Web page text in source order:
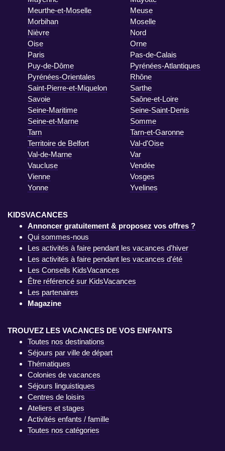
Meurthe-et-Moselle
Meuse
Morbihan
Moselle
Nièvre
Nord
Oise
Orne
Paris
Pas-de-Calais
Puy-de-Dôme
Pyrénées-Atlantiques
Pyrénées-Orientales
Rhône
Saint-Pierre-et-Miquelon
Sarthe
Savoie
Saône-et-Loire
Seine-Maritime
Seine-Saint-Denis
Seine-et-Marne
Somme
Tarn
Tarn-et-Garonne
Territoire de Belfort
Val-d'Oise
Val-de-Marne
Var
Vaucluse
Vendée
Vienne
Vosges
Yonne
Yvelines
KIDSVACANCES
Annoncer gratuitement & proposez vos offres ?
Qui sommes-nous
Les activités à faire pendant les vacances d'hiver
Les activités à faire pendant les vacances d'été
Les Conseils KidsVacances
Être référencé sur KidsVacances
Les partenaires
Magazine
TROUVEZ LES VACANCES DE VOS ENFANTS
Toutes nos destinations
Séjours par ville de départ
Thématiques
Colonies de vacances
Séjours linguistiques
Centres de loisirs
Ateliers et stages
Activités enfants / famille
Toutes nos catégories